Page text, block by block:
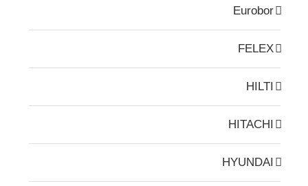
Eurobor
FELEX
HILTI
HITACHI
HYUNDAI